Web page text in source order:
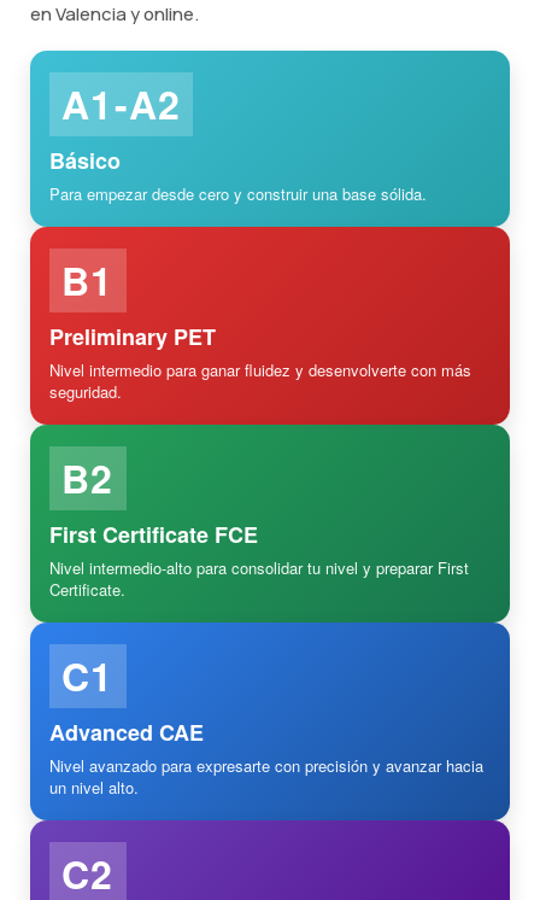
en Valencia y online.
A1-A2
Básico
Para empezar desde cero y construir una base sólida.
B1
Preliminary PET
Nivel intermedio para ganar fluidez y desenvolverte con más
seguridad.
B2
First Certificate FCE
Nivel intermedio-alto para consolidar tu nivel y preparar First
Certificate.
C1
Advanced CAE
Nivel avanzado para expresarte con precisión y avanzar hacia
un nivel alto.
C2